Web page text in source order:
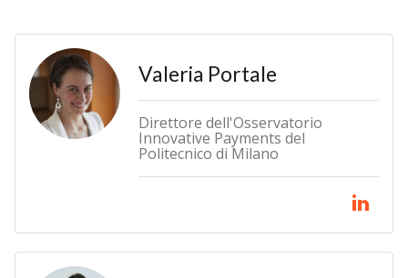
Valeria Portale
Direttore dell'Osservatorio
Innovative Payments del
Politecnico di Milano